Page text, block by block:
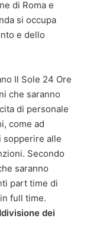
di Roma e
si occupa
e dello
Il Sole 24 Ore
che saranno
di personale
come ad
sopperire alle
Secondo
saranno
part time di
full time.
dei